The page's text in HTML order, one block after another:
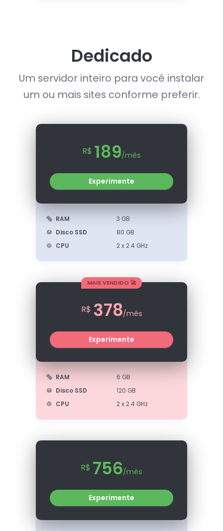
Dedicado
Um servidor inteiro para você instalar
um ou mais sites conforme preferir.
R$ 189/mês
Experimente
RAM
3 GB
Disco SSD
80 GB
CPU
2 x 2.4 GHz
MAIS VENDIDO 🚀
R$ 378/mês
Experimente
RAM
6 GB
Disco SSD
120 GB
CPU
2 x 2.4 GHz
R$ 756/mês
Experimente